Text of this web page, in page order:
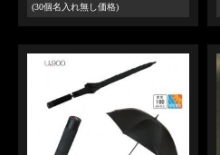
(30個名入れ無し価格)